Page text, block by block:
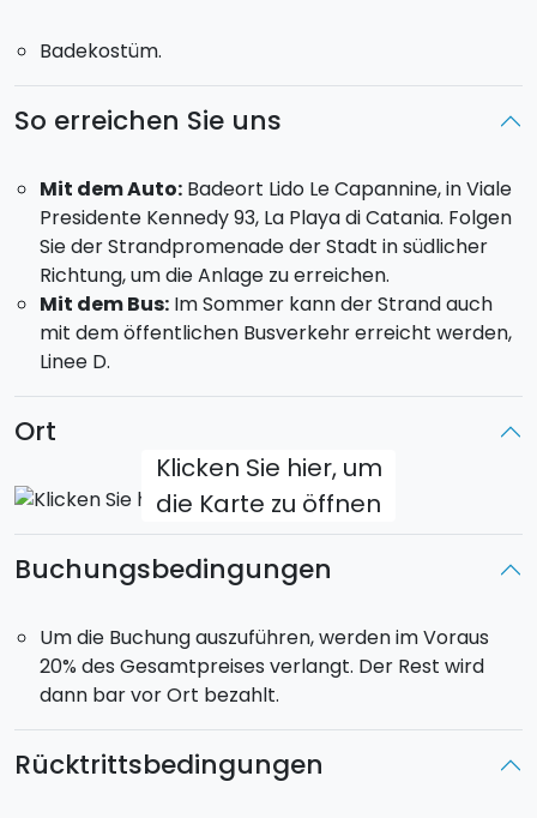
Ausrüstung bereitgestellt, die ihr für die Surfstunde
benötigt (Brett, Anzug, Lycra-Hemd).
Sind Sie bereit, auf der Welle zu reiten?
Badekostüm.
So erreichen Sie uns
Mit dem Auto:Badeort Lido Le Capannine, in Viale
Presidente Kennedy 93, La Playa di Catania. Folgen
Sie der Strandpromenade der Stadt in südlicher
Richtung, um die Anlage zu erreichen.
Mit dem Bus:Im Sommer kann der Strand auch
mit dem öffentlichen Busverkehr erreicht werden,
Linee D.
Ort
Klicken Sie hier, um
die Karte zu öffnen
Buchungsbedingungen
Um die Buchung auszuführen, werden im Voraus
20% des Gesamtpreises verlangt. Der Rest wird
dann bar vor Ort bezahlt.
Rücktrittsbedingungen